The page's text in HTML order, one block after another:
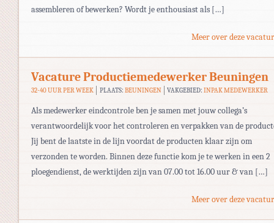
assembleren of bewerken? Wordt je enthousiast als […]
Meer over deze
Vacature Productiemedewerker Beuningen
32-40 UUR PER WEEK PLAATS: BEUNINGEN VAKGEBIED:INPAK MEDEWERKER
Als medewerker eindcontrole ben je samen met jouw collega’s
verantwoordelijk voor het controleren en verpakken van de
Jij bent de laatste in de lijn voordat de producten klaar zijn om
verzonden te worden. Binnen deze functie kom je te werken in een 2
ploegendienst, de werktijden zijn van 07.00 tot 16.00 uur & van […]
Meer over deze